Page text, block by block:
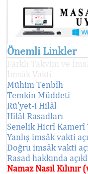
Önemli Linkler
İmsâk Vakti
Mühim Tenbîh
Temkin Müddeti
Rü'yet-i Hilâl
Hilâl Rasadları
Senelik Hicrî
Yanlış imsâk vakti
Doğru imsâk vakti
Rasad hakkında
Namaz Nasıl